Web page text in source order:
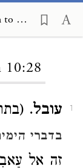
Cassuto on Genesis, From Noah to Abraham 10:28
10:28
1 עובל.
בדברי
זה אל